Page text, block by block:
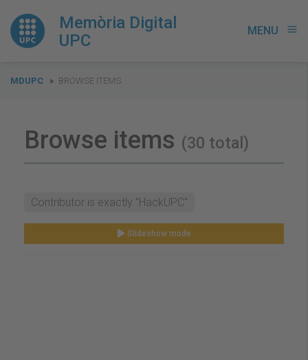
Memòria Digital
UPC
MENU menu
You
MDUPC BROWSE ITEMS
Browse items (30 total)
Contributor is exactly "HackUPC"
Slideshow mode